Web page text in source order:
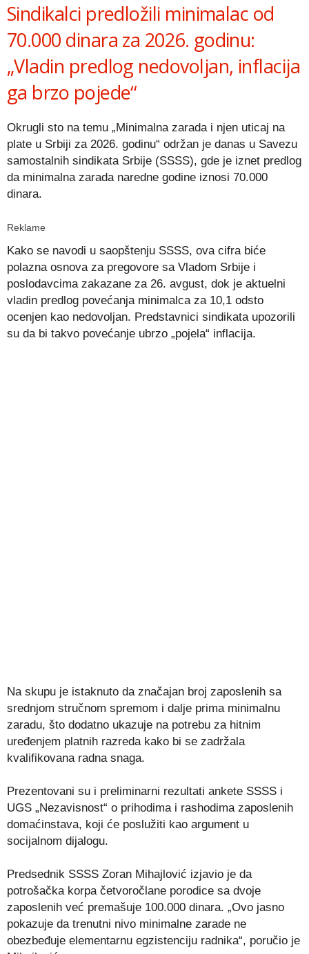
Sindikalci predložili minimalac od
70.000 dinara za 2026. godinu:
„Vladin predlog nedovoljan, inflacija
ga brzo pojede“
Okrugli sto na temu „Minimalna zarada i njen uticaj na
plate u Srbiji za 2026. godinu“ održan je danas u Savezu
samostalnih sindikata Srbije (SSSS), gde je iznet predlog
da minimalna zarada naredne godine iznosi 70.000
dinara.
Reklame
Kako se navodi u saopštenju SSSS, ova cifra biće
polazna osnova za pregovore sa Vladom Srbije i
poslodavcima zakazane za 26. avgust, dok je aktuelni
vladin predlog povećanja minimalca za 10,1 odsto
ocenjen kao nedovoljan. Predstavnici sindikata upozorili
su da bi takvo povećanje ubrzo „pojela“ inflacija.
Na skupu je istaknuto da značajan broj zaposlenih sa
srednjom stručnom spremom i dalje prima minimalnu
zaradu, što dodatno ukazuje na potrebu za hitnim
uređenjem platnih razreda kako bi se zadržala
kvalifikovana radna snaga.
Prezentovani su i preliminarni rezultati ankete SSSS i
UGS „Nezavisnost“ o prihodima i rashodima zaposlenih
domaćinstava, koji će poslužiti kao argument u
socijalnom dijalogu.
Predsednik SSSS Zoran Mihajlović izjavio je da
potrošačka korpa četvoročlane porodice sa dvoje
zaposlenih već premašuje 100.000 dinara. „Ovo jasno
pokazuje da trenutni nivo minimalne zarade ne
obezbeđuje elementarnu egzistenciju radnika“, poručio je